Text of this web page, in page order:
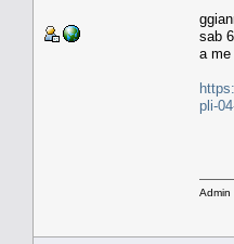
sab
a me
pli-
Admin